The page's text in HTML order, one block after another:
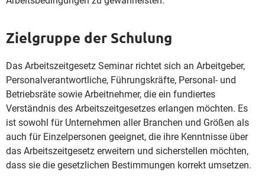
Zielgruppe der Schulung
Das Arbeitszeitgesetz Seminar richtet sich an Arbeitgeber,
Personalverantwortliche, Führungskräfte, Personal- und
Betriebsräte sowie Arbeitnehmer, die ein fundiertes
Verständnis des Arbeitszeitgesetzes erlangen möchten. Es
ist sowohl für Unternehmen aller Branchen und Größen als
auch für Einzelpersonen geeignet, die ihre Kenntnisse über
das Arbeitszeitgesetz erweitern und sicherstellen möchten,
dass sie die gesetzlichen Bestimmungen korrekt umsetzen.